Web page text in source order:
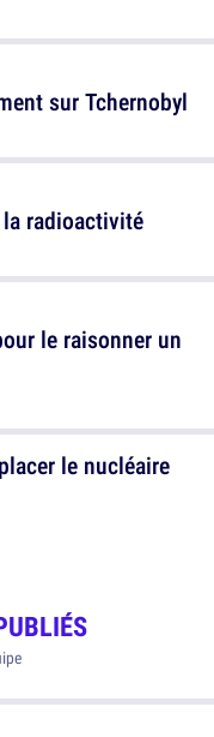
radioactivité
le nucléaire
sur Tchernobyl
le raisonner un